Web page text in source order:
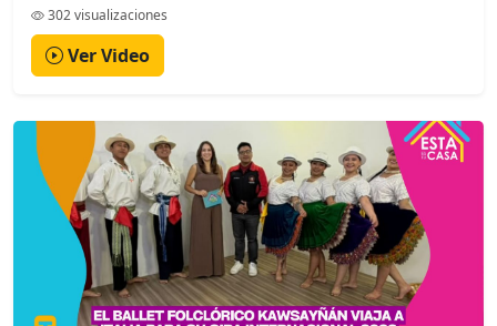
302 visualizaciones
Ver Video